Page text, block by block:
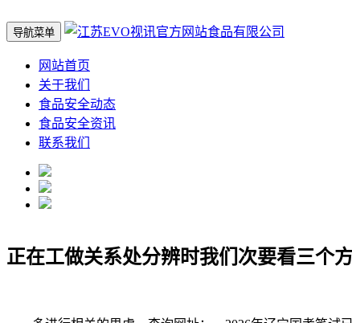
导航菜单
网站首页
关于我们
食品安全动态
食品安全资讯
联系我们
正在工做关系处分辨时我们次要看三个